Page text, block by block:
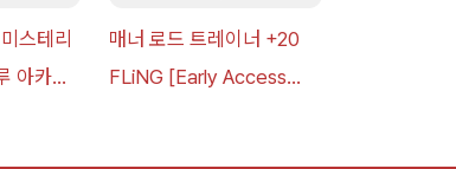
스테리
아카이
매너 로드 트레이너 +20
FLiNG [Early Access